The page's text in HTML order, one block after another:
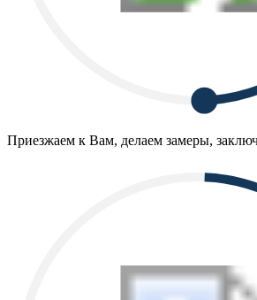
Приезжаем к Вам, делаем замеры,